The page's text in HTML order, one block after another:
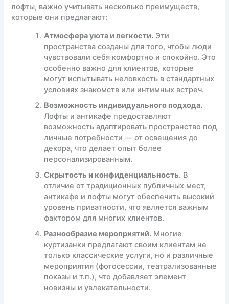
лофты, важно учитывать несколько преимуществ,
которые они предлагают:
Атмосфера уюта и легкости. Эти
пространства созданы для того, чтобы люди
чувствовали себя комфортно и спокойно. Это
особенно важно для клиентов, которые
могут испытывать неловкость в стандартных
условиях знакомств или интимных встреч.
Возможность индивидуального подхода.
Лофты и антикафе предоставляют
возможность адаптировать пространство под
личные потребности — от освещения до
декора, что делает опыт более
персонализированным.
Скрытость и конфиденциальность. В
отличие от традиционных публичных мест,
антикафе и лофты могут обеспечить высокий
уровень приватности, что является важным
фактором для многих клиентов.
Разнообразие мероприятий. Многие
куртизанки предлагают своим клиентам не
только классические услуги, но и различные
мероприятия (фотосессии, театрализованные
показы и т.п.), что добавляет элемент
новизны и увлекательности.